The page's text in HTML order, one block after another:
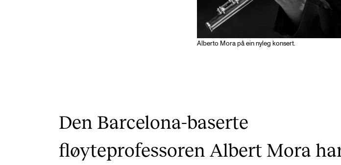
Alberto Mora på ein nyleg konsert.
Den Barcelona-baserte
fløyteprofessoren Albert Mora